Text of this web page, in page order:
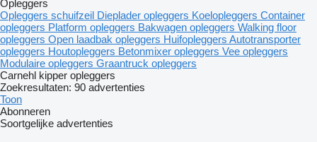
Opleggers
Opleggers schuifzeil Dieplader opleggers Koelopleggers Container
opleggers Platform opleggers Bakwagen opleggers Walking floor
opleggers Open laadbak opleggers Huifopleggers Autotransporter
opleggers Houtopleggers Betonmixer opleggers Vee opleggers
Modulaire opleggers Graantruck opleggers
Carnehl kipper opleggers
Zoekresultaten: 90 advertenties
Toon
Abonneren
Soortgelijke advertenties